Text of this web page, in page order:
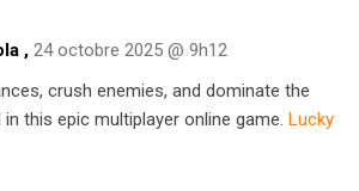
, 24 octobre 2025 @ 9h12
crush enemies, and dominate the
this epic multiplayer online game. Lucky